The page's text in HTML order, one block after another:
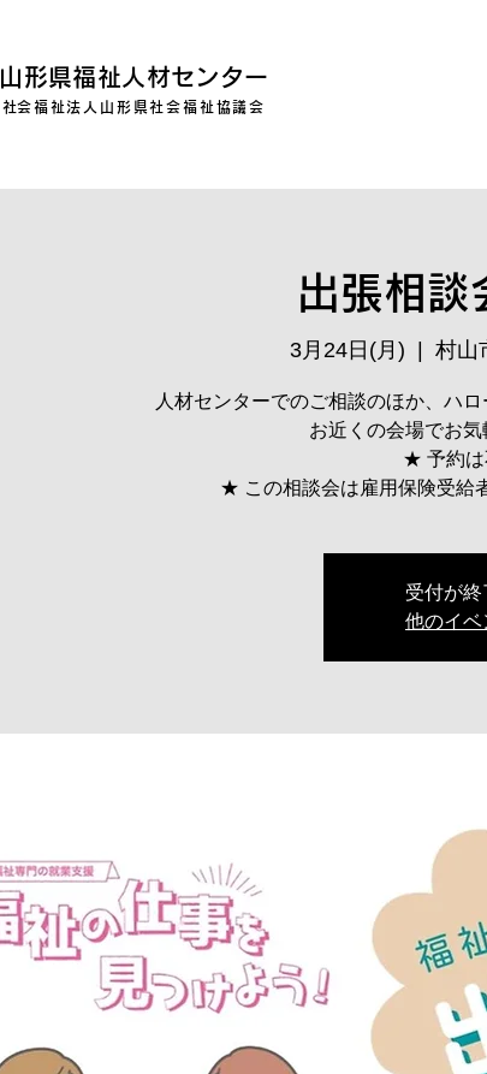
山形県福祉人材センター
​社会福祉法人山形県社会福祉協議会
出張相談
3月24日(月) 村山
人材センターでのご相談のほか、ハ
お近くの会場でお気
★ 予約は
★ この相談会は雇用保険受給
受付が終
他のイベ